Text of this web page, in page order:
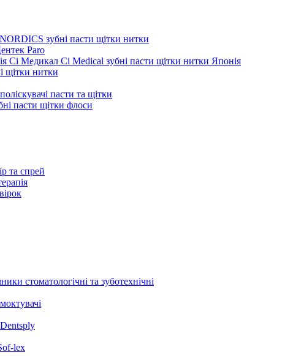
зубні пасти щітки нитки
Paro
Сі Медикал Ci Medical зубні пасти щітки нитки Японія
щітки нитки
пасти та щітки
пасти щітки флоси
та спрей
стоматологічні та зуботехнічні
lex